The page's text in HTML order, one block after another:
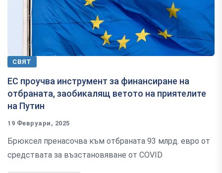
СВЯТ
ЕС проучва инструмент за финансиране на
отбраната, заобикалящ ветото на приятелите
на Путин
19 Февруари, 2025
Брюксел пренасочва към отбраната 93 млрд. евро от
средствата за възстановяване от COVID